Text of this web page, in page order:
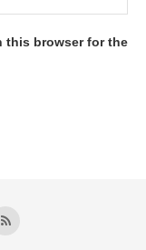
this browser for the